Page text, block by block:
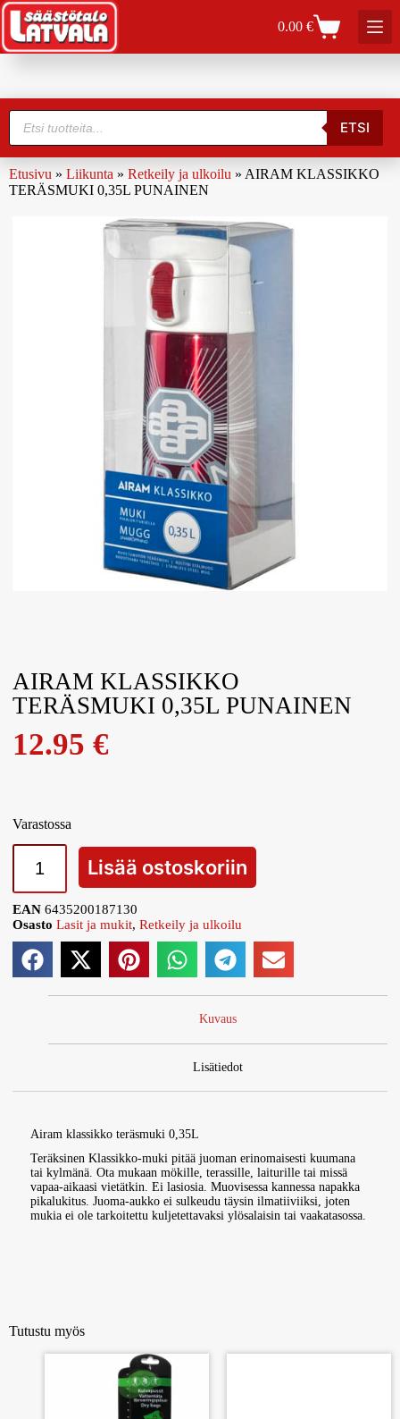
0.00€
ETSI
Etusivu » Liikunta » Retkeily ja ulkoilu » AIRAM KLASSIKKO
TERÄSMUKI 0,35L PUNAINEN
AIRAM KLASSIKKO
TERÄSMUKI 0,35L PUNAINEN
12.95€
Varastossa
Lisää ostoskoriin
EAN6435200187130
Osasto Lasit ja mukit,Retkeily ja ulkoilu
Kuvaus
Lisätiedot
Airam klassikko teräsmuki 0,35L
Teräksinen Klassikko-muki pitää juoman erinomaisesti kuumana
tai kylmänä. Ota mukaan mökille, terassille, laiturille tai missä
vapaa-aikaasi vietätkin. Ei lasiosia. Muovisessa kannessa napakka
pikalukitus. Juoma-aukko ei sulkeudu täysin ilmatiiviiksi, joten
mukia ei ole tarkoitettu kuljetettavaksi ylösalaisin tai vaakatasossa.
Tutustu myös